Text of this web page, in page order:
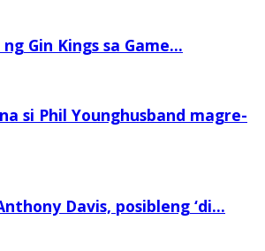
Gin Kings sa Game...
si Phil Younghusband magre-
Davis, posibleng ‘di...